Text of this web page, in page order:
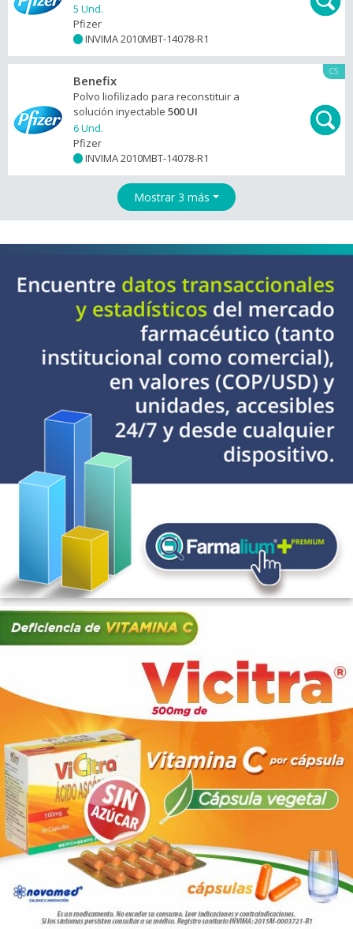
5 Und.
Pfizer
INVIMA 2010MBT-14078-R1
C5
Benefix
Polvo liofilizado para reconstituir a
solución inyectable 500 UI
6 Und.
Pfizer
INVIMA 2010MBT-14078-R1
Mostrar 3 más